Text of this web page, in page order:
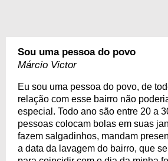
Sou uma pessoa do povo
Márcio Victor
Eu sou uma pessoa do povo, de
relação com esse bairro não
especial. Todo ano são entre 20 a
pessoas colocam bolas em suas
fazem salgadinhos, mandam
a data da lavagem do bairro, que